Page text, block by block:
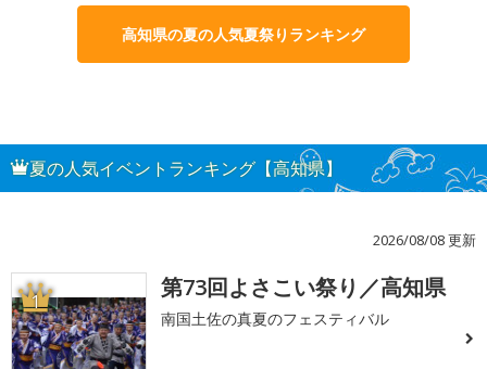
高知県の夏の人気夏祭りランキング
夏の人気イベントランキング【高知県】
2026/08/08 更新
1 第73回よさこい祭り／高知県
南国土佐の真夏のフェスティバル